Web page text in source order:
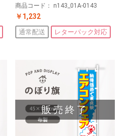
商品コード： n143_01A-0143
￥1,232
通常配送 レターパック対応
販売終了